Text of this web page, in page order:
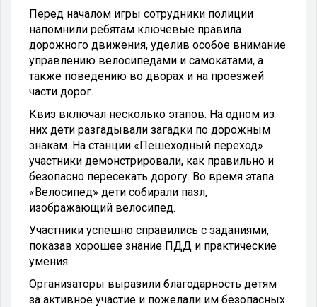
Перед началом игры сотрудники полиции
напомнили ребятам ключевые правила
дорожного движения, уделив особое внимание
управлению велосипедами и самокатами, а
также поведению во дворах и на проезжей
части дорог.
Квиз включал несколько этапов. На одном из
них дети разгадывали загадки по дорожным
знакам. На станции «Пешеходный переход»
участники демонстрировали, как правильно и
безопасно пересекать дорогу. Во время этапа
«Велосипед» дети собирали пазл,
изображающий велосипед.
Участники успешно справились с заданиями,
показав хорошее знание ПДД и практические
умения.
Организаторы выразили благодарность детям
за активное участие и пожелали им безопасных